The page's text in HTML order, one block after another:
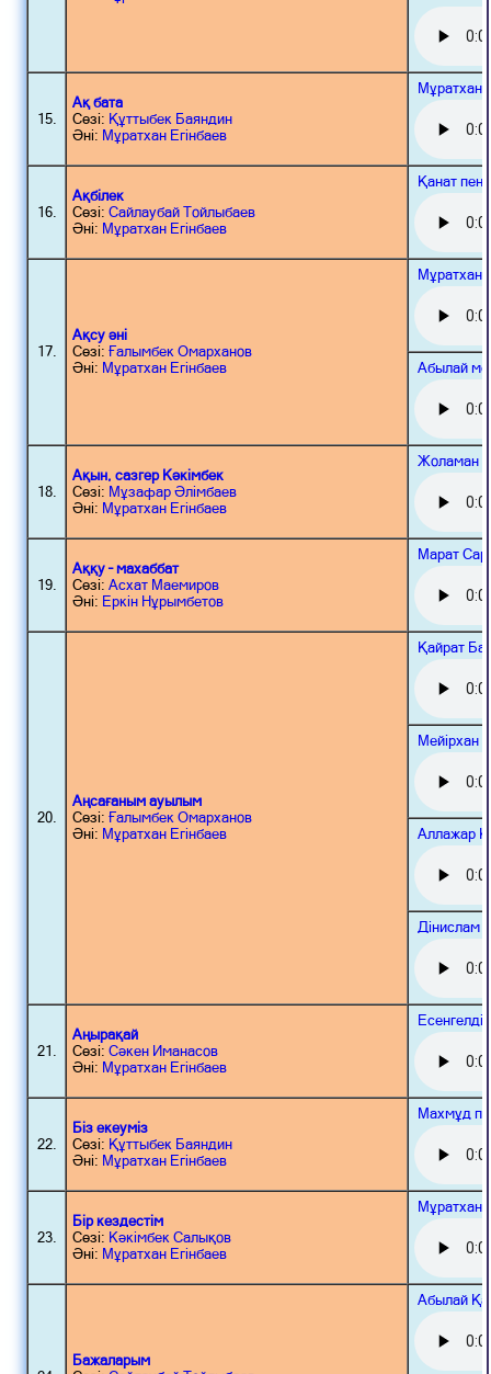
15.
Ақ бата
Сөзі: Құттыбек Баяндин
Әні: Мұратхан Егінбаев
Мұратхан
16.
Ақбілек
Сөзі: Сайлаубай Тойлыбаев
Әні: Мұратхан Егінбаев
Қанат пен
17.
Ақсу әні
Сөзі: Ғалымбек Омарханов
Әні: Мұратхан Егінбаев
Мұратхан
Абылай
18.
Ақын, сазгер Кәкімбек
Сөзі: Мұзафар Әлімбаев
Әні: Мұратхан Егінбаев
Жоламан
19.
Аққу – махаббат
Сөзі: Асхат Маемиров
Әні: Еркін Нұрымбетов
Марат
20.
Аңсағаным ауылым
Сөзі: Ғалымбек Омарханов
Әні: Мұратхан Егінбаев
Қайрат
Мейірхан
Аллажар
Дінислам
21.
Аңырақай
Сөзі: Сәкен Иманасов
Әні: Мұратхан Егінбаев
22.
Біз екеуміз
Сөзі: Құттыбек Баяндин
Әні: Мұратхан Егінбаев
Махмұд
23.
Бір кездестім
Сөзі: Кәкімбек Салықов
Әні: Мұратхан Егінбаев
Мұратхан
Бажаларым
Абылай